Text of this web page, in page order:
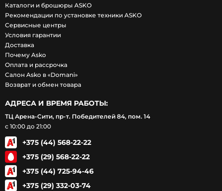
Каталоги и брошюры ASKO
Рекомендации по установке техники ASKO
Сервисные центры
Условия гарантии
Доставка
Почему Asko
Оплата и рассрочка
Салон Asko в «Domani»
Возврат и обмен товара
АДРЕСА И ВРЕМЯ РАБОТЫ:
ТЦ Арена-Сити, пр-т. Победителей 84, пом. 14
с 10:00 до 21:00
+375 (44) 568-22-22
+375 (29) 568-22-22
+375 (44) 725-94-46
+375 (29) 332-03-74